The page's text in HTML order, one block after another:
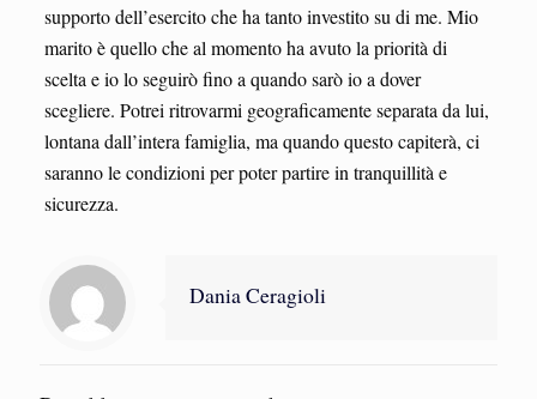
supporto dell’esercito che ha tanto investito su di me. Mio
marito è quello che al momento ha avuto la priorità di
scelta e io lo seguirò fino a quando sarò io a dover
scegliere. Potrei ritrovarmi geograficamente separata da lui,
lontana dall’intera famiglia, ma quando questo capiterà, ci
saranno le condizioni per poter partire in tranquillità e
sicurezza.
Dania Ceragioli